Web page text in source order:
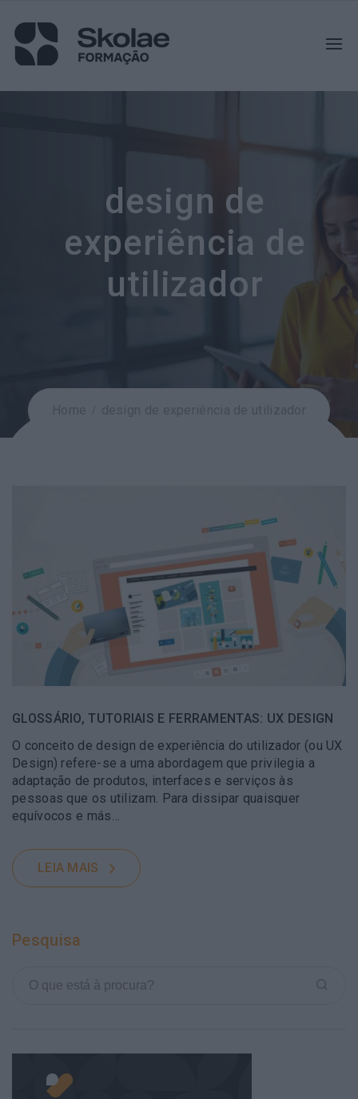
design de
experiência de
utilizador
GLOSSÁRIO, TUTORIAIS E FERRAMENTAS: UX DESIGN
O conceito de design de experiência do utilizador (ou UX
Design) refere-se a uma abordagem que privilegia a
adaptação de produtos, interfaces e serviços às
pessoas que os utilizam. Para dissipar quaisquer
equívocos e más…
LEIA MAIS
Pesquisa